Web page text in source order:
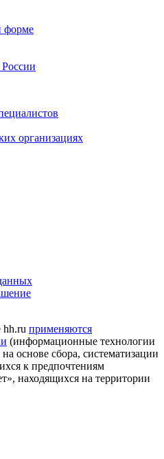
форме
России
организациях
применяются
(информационные технологии
основе сбора, систематизации
к предпочтениям
находящихся на территории